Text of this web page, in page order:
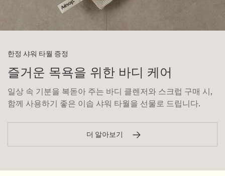
한정 샤워 타월 증정
즐거운 목욕을 위한 바디 케어
일상 속 기분을 복돋아 주는 바디 클렌저와 스크럽 구매 시,
함께 사용하기 좋은 이솝 샤워 타월을 선물로 드립니다.
더 알아보기